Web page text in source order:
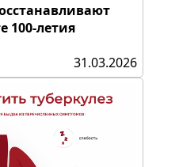
100-летия
31.03.2026